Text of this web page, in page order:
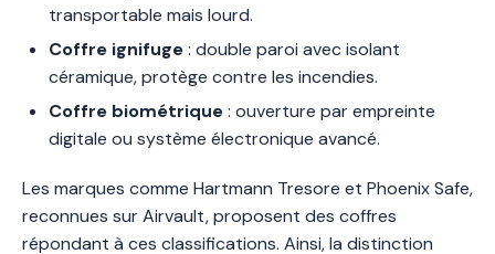
transportable mais lourd.
Coffre ignifuge: double paroi avec isolant
céramique, protège contre les incendies.
Coffre biométrique: ouverture par empreinte
digitale ou système électronique avancé.
Les marques comme Hartmann Tresore et Phoenix Safe,
reconnues sur Airvault, proposent des coffres
répondant à ces classifications. Ainsi, la distinction